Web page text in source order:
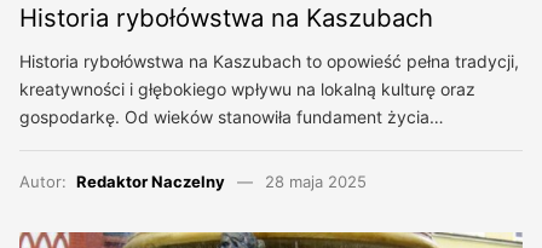
Historia rybołówstwa na Kaszubach
Historia rybołówstwa na Kaszubach to opowieść pełna tradycji,
kreatywności i głębokiego wpływu na lokalną kulturę oraz
gospodarkę. Od wieków stanowiła fundament życia…
Autor: Redaktor Naczelny 28 maja 2025